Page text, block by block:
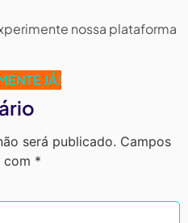
nossa plataforma
JÁ!
será publicado. Campos
com *